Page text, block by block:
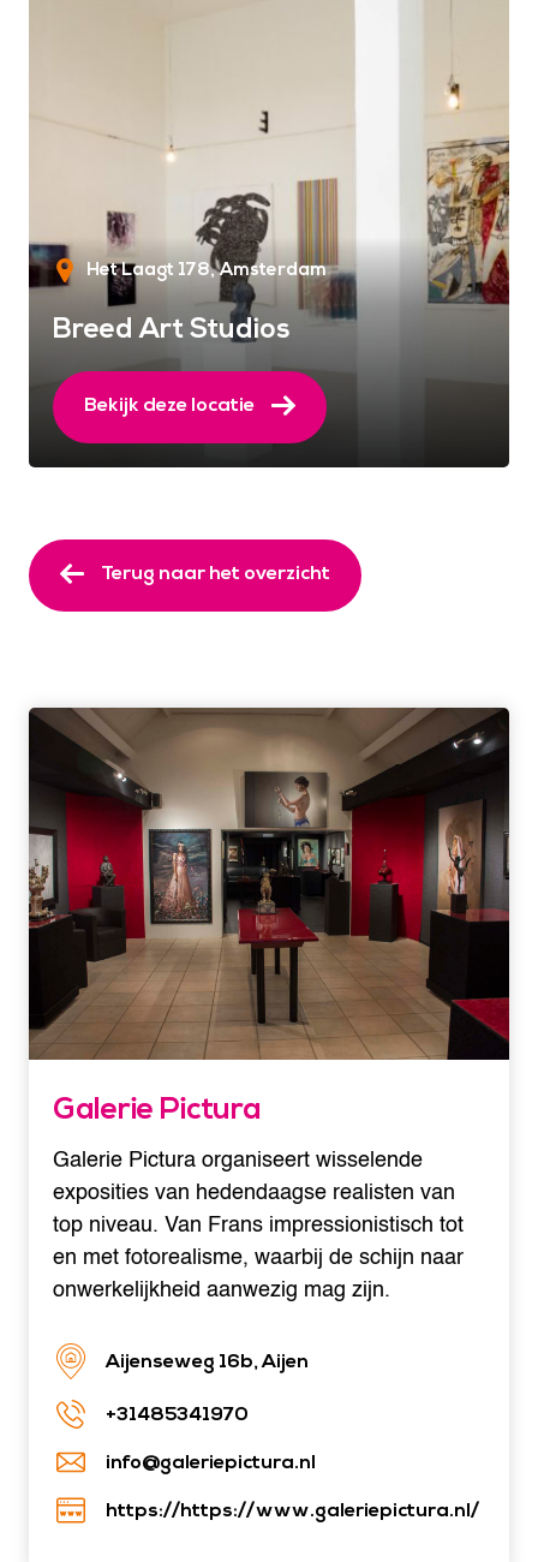
Het Laagt 178 Amsterdam
Breed Art Studios
Bekijk deze locatie
Terug naar het overzicht
Galerie Pictura
Galerie Pictura organiseert wisselende
exposities van hedendaagse realisten van
top niveau. Van Frans impressionistisch tot
en met fotorealisme, waarbij de schijn naar
onwerkelijkheid aanwezig mag zijn.
Aijenseweg 16b, Aijen
+31485341970
info@galeriepictura.nl
https://https://www.galeriepictura.nl/